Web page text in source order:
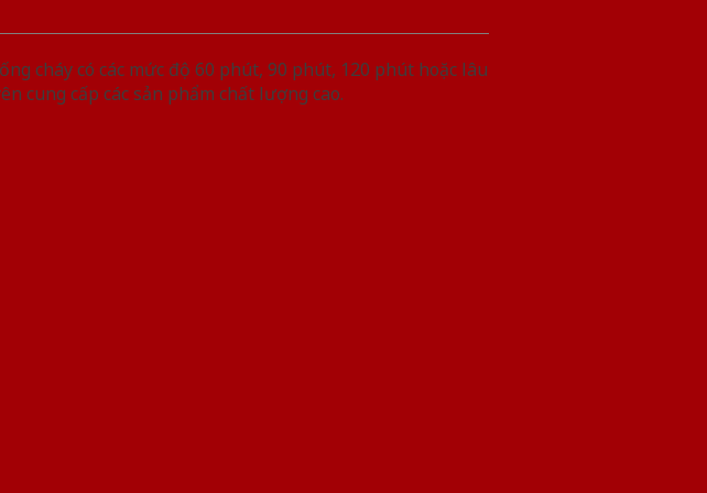
cháy có các mức độ 60 phút, 90 phút, 120 phút hoặc lâu
cung cấp các sản phẩm chất lượng cao.